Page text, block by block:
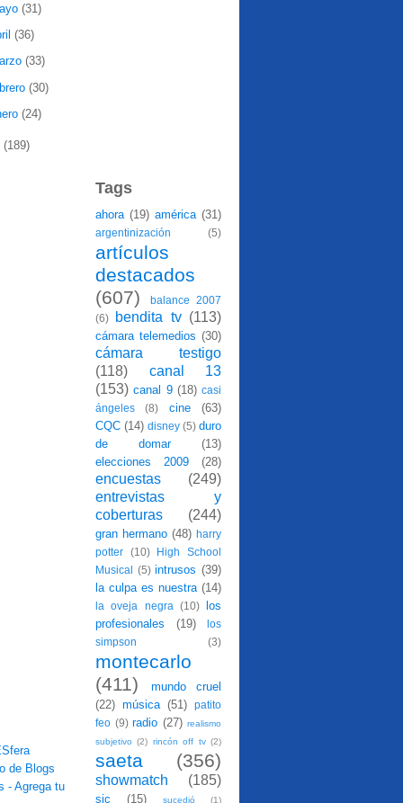
(31)
(36)
(33)
(30)
(24)
(189)
Tags
ahora (19) américa (31)
argentinización (5)
artículos
destacados
(607)
balance 2007
(6)
bendita tv (113)
cámara telemedios (30)
cámara testigo
(118)
canal 13
(153) canal 9 (18) casi
ángeles
(8) cine
(63)
CQC (14) disney (5) duro
de domar
(13)
elecciones 2009
(28)
encuestas
(249)
entrevistas y
coberturas
(244)
gran hermano (48) harry
potter
(10)
High School
Musical (5) intrusos (39)
la culpa es nuestra (14)
la oveja negra (10) los
profesionales
(19)
los
simpson
(3)
montecarlo
(411)
mundo cruel
(22) música (51)
patito
feo (9) radio (27) realismo
subjetivo (2) rincón off tv (2)
saeta (356)
showmatch (185)
sic (15) sucedió (1)